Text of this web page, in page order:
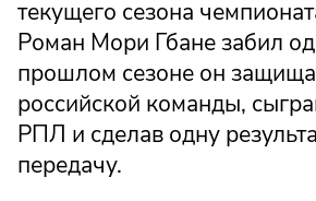
текущего сезона
Роман Мори Гбане забил
прошлом сезоне он
российской команды,
РПЛ и сделав одну
передачу.